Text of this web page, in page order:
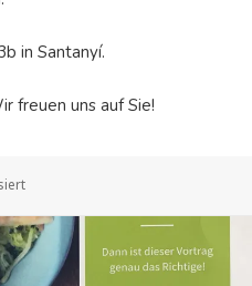
in Santanyí.
freuen uns auf Sie!